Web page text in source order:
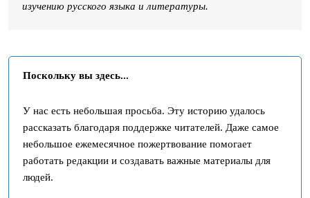
изучению русского языка и литературы.
Поскольку вы здесь...
У нас есть небольшая просьба. Эту историю удалось
рассказать благодаря поддержке читателей. Даже самое
небольшое ежемесячное пожертвование помогает
работать редакции и создавать важные материалы для
людей.